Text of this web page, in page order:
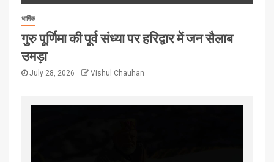
धार्मिक
गुरु पूर्णिमा की पूर्व संध्या पर हरिद्वार में जन सैलाब
उमड़ा
July 28, 2026 Vishul Chauhan